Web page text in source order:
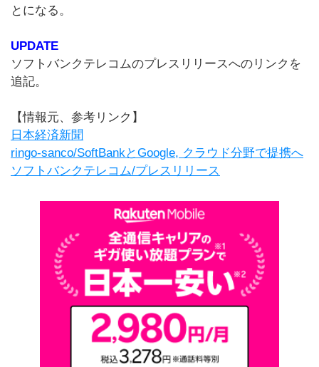
とになる。
UPDATE
ソフトバンクテレコムのプレスリリースへのリンクを
追記。
【情報元、参考リンク】
日本経済新聞
ringo-sanco/SoftBankとGoogle, クラウド分野で提携へ
ソフトバンクテレコム/プレスリリース